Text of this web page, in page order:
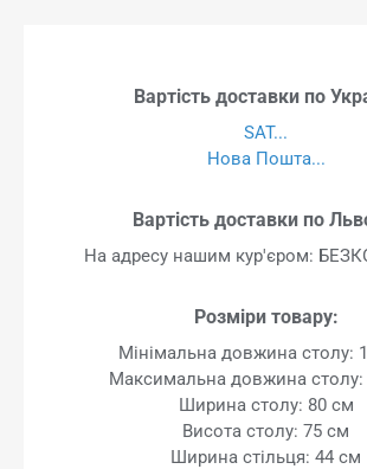
Вартість доставки по
SAT...
Нова Пошта...
Вартість доставки по
На адресу нашим кур'єром:
Розміри товару:
Мінімальна довжина столу:
Максимальна довжина столу:
Ширина столу: 80 см
Висота столу: 75 см
Ширина стільця: 44 см